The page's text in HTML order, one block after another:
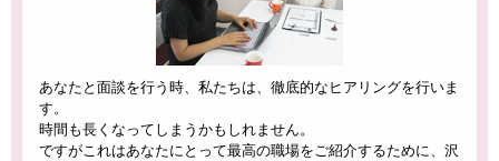
あなたと面談を行う時、私たちは、徹底的なヒアリングを行いま
す。
時間も長くなってしまうかもしれません。
ですがこれはあなたにとって最高の職場をご紹介するために、沢